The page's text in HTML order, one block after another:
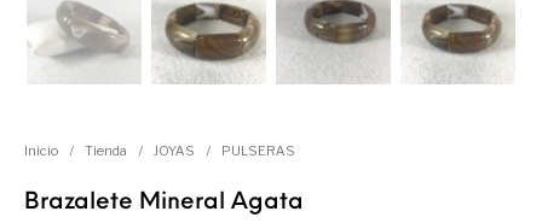
Inicio / Tienda / JOYAS / PULSERAS
Brazalete Mineral Agata